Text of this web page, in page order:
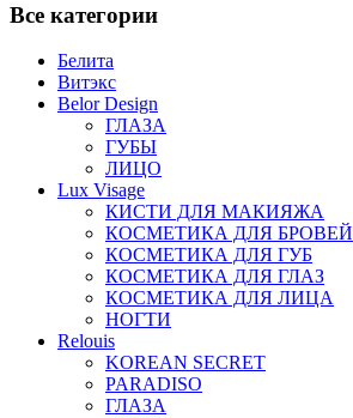
Все категории
Белита
Витэкс
Belor Design
ГЛАЗА
ГУБЫ
ЛИЦО
Lux Visage
КИСТИ ДЛЯ МАКИЯЖА
КОСМЕТИКА ДЛЯ БРОВЕЙ
КОСМЕТИКА ДЛЯ ГУБ
КОСМЕТИКА ДЛЯ ГЛАЗ
КОСМЕТИКА ДЛЯ ЛИЦА
НОГТИ
Relouis
KOREAN SECRET
PARADISO
ГЛАЗА